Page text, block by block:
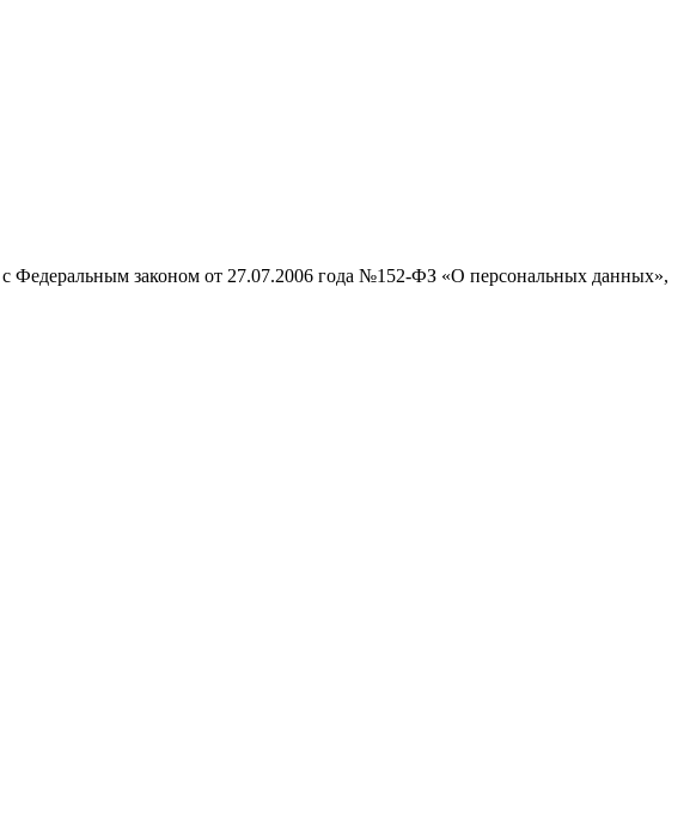
Федеральным законом от 27.07.2006 года №152-ФЗ «О персональных данных»,